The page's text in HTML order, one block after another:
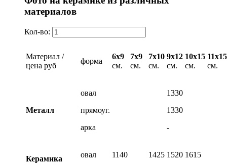
материалов
Кол-во:
Материал /
цена руб
форма
6х9
см.
7х9
см.
7х10
см.
9х12
см.
10х15
см.
11х15
см.
Металл
овал
прямоуг.
арка
1330
1330
-
Керамика
овал
1140
1425 1520 1615